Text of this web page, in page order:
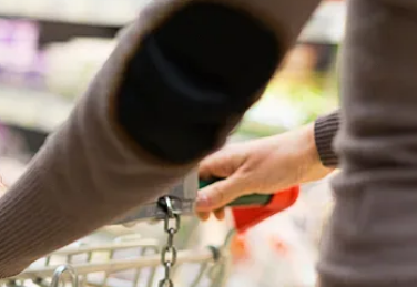
МОЯТ ГРАД
ТЕХНОЛОГИИ
ДА!НА
ДА! НА
КУЛТУРА
ПРАВОСЪДИЕ
КРИМИ